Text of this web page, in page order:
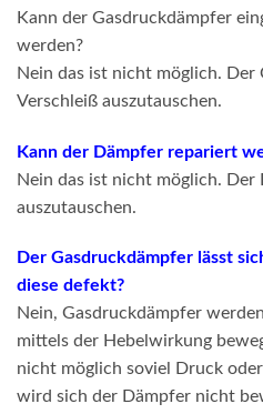
Kann der Gasdruckdämpfer
werden?
Nein das ist nicht möglich. Der
Verschleiß auszutauschen.
Kann der Dämpfer repariert
Nein das ist nicht möglich. Der
auszutauschen.
Der Gasdruckdämpfer lässt
diese defekt?
Nein, Gasdruckdämpfer
mittels der Hebelwirkung
nicht möglich soviel Druck
wird sich der Dämpfer nicht